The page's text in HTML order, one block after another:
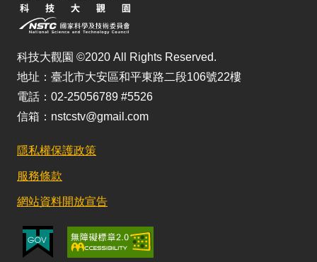
科技大觀園 ©2020 All Rights Reserved.
地址：臺北市大安區和平東路二段106號22樓
電話：02-25056789 #5526
信箱：nstcstv@gmail.com
隱私權保護政策
服務條款
網站資料開放宣告